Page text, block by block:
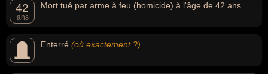
42
ans
Mort tué par arme à feu (homicide) à l'âge de 42 ans.
Enterré (où exactement ?)